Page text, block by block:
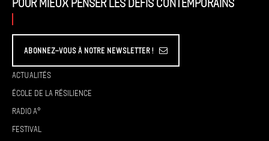
Pour mieux penser les défis contemporains
Abonnez-vous à Notre Newsletter !
Actualités
École de la résilience
Radio A°
Festival